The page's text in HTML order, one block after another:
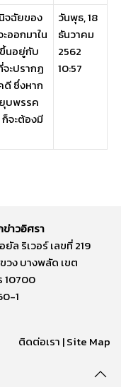
จฉัยของ
ออกมาใน
นอยู่กับ
ะปรากฏ
ซึ่งหาก
บพรรค
จะต้องมี
วันพุธ, 18
ธันวาคม
2562
10:57
าวอิศรา
ยัล ริเวอร์ เลขที่ 219
ง บางพลัด เขต
10700
1
ติดต่อเรา |Site Map